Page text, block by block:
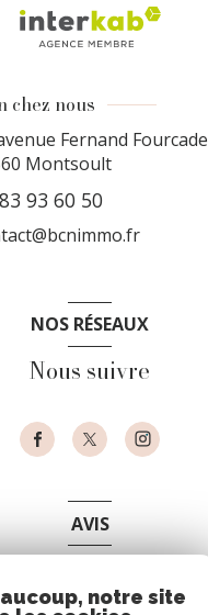
chez nous
Fernand Fourcade
Montsoult
93 60 50
NOS RÉSEAUX
Nous suivre
AVIS
notre site